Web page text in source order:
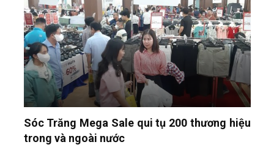
Sóc Trăng Mega Sale qui tụ 200 thương hiệu
trong và ngoài nước